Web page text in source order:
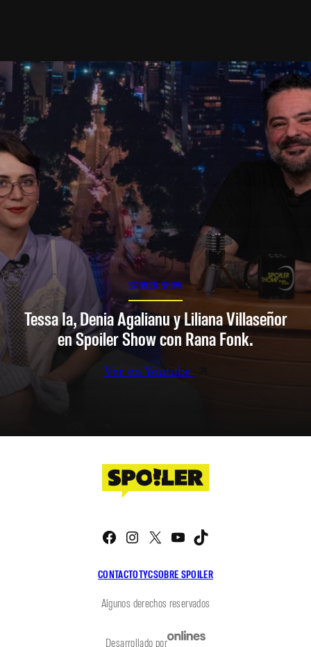
SPOILER SHOW
Tessa Ia, Denia Agalianu y Liliana Villaseñor
en Spoiler Show con Rana Fonk.
Ver en Youtube
CONTACTOTYCSOBRE SPOILER
Facebook
Instagram
X YouTube
Algunos derechos reservados
Desarrollado por